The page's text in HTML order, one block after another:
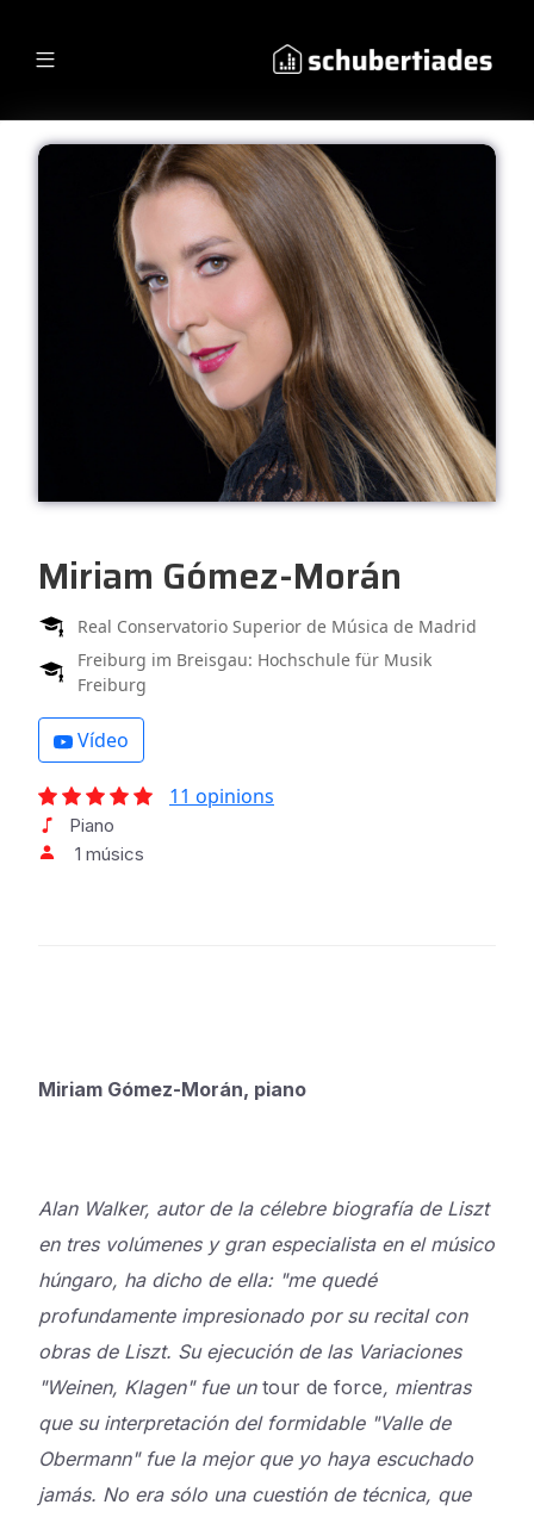
Miriam Gómez-Morán
Real Conservatorio Superior de Música de Madrid
Freiburg im Breisgau: Hochschule für Musik
Freiburg
Vídeo
11 opinions
Piano
1 músics
Miriam Gómez-Morán, piano
Alan Walker, autor de la célebre biografía de Liszt
en tres volúmenes y gran especialista en el músico
húngaro, ha dicho de ella: "me quedé
profundamente impresionado por su recital con
obras de Liszt. Su ejecución de las Variaciones
"Weinen, Klagen" fue un tour de force, mientras
que su interpretación del formidable "Valle de
Obermann" fue la mejor que yo haya escuchado
jamás. No era sólo una cuestión de técnica, que